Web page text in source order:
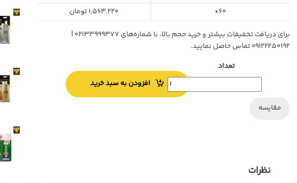
60+
1,563,220تومان
برای دریافت تخفیفات بیشتر و خرید حجم بالا، با شماره‌های ۰۲۱۳۳۹۹۹۳۷۷ |
۰۹۱۲۲۲۵۰۱۹۲ تماس حاصل نمایید.
تعداد
افزودن به سبد خرید
مقایسه
نظرات